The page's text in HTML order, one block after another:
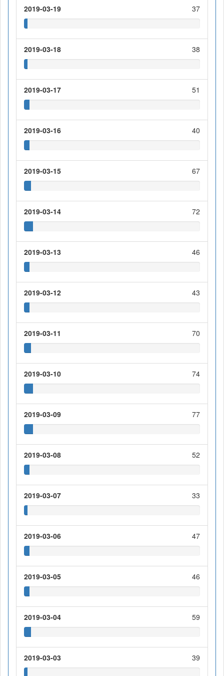
2019-03-19 37
2019-03-18 38
2019-03-17 51
2019-03-16 40
2019-03-15 67
2019-03-14 72
2019-03-13 46
2019-03-12 43
2019-03-11 70
2019-03-10 74
2019-03-09 77
2019-03-08 52
2019-03-07 33
2019-03-06 47
2019-03-05 46
2019-03-04 59
2019-03-03 39